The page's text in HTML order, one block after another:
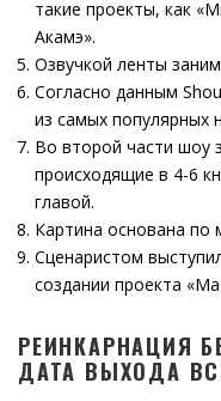
такие проекты, как
Акамэ».
Озвучкой ленты
Согласно данным
из самых популярных
Во второй части шоу
происходящие в 4-6
главой.
Картина основана по
Сценаристом
создании проекта
РЕИНКАРНАЦИЯ
ДАТА ВЫХОДА